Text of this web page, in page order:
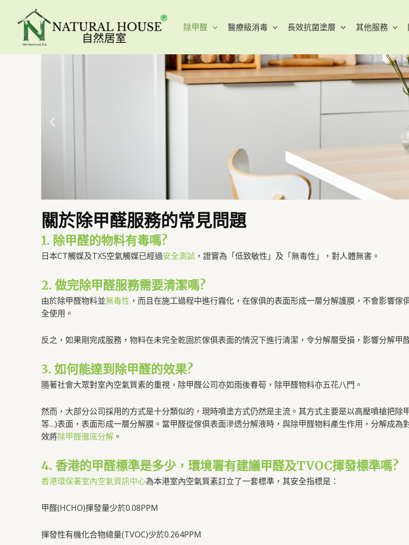
除甲醛 醫療級消毒 長效抗菌塗層 其他服務
關於除甲醛服務的常見問題
1. 除甲醛的物料有毒嗎?
日本CT觸媒及TX5空氣觸媒已經過安全測試 ，證實為「低致敏性」及「無毒性」，對人體無害。
​2. 做完除甲醛服務需要清潔嗎?
由於除甲醛物料並無毒性 ，而且在施工過程中進行霧化，在傢俱的表面形成一層分解護膜，不會影響
全使用。
反之，如果剛完成服務，物料在未完全乾固於傢俱表面的情況下進行清潔，令分解層受損，影響分解甲
​3. 如何能達到除甲醛的效果?
隨著社會大眾對室內空氣質素的重視，除甲醛公司亦如雨後春筍，除甲醛物料亦五花八門。
然而，大部分公司採用的方式是十分類似的，現時噴塗方式仍然是主流。其方式主要是以高壓噴槍把
等…)表面，表面形成一層分解膜。當甲醛從傢俱表面滲透分解液時，與除甲醛物料產生作用，分解成
效將除甲醛徹底分解 。
​4. 香港的甲醛標準是多少，環境署有建議甲醛及TVOC揮發標準嗎?
香港環保署室內空氣資訊中心為本港室內空氣質素訂立了一套標準，其安全指標是：
甲醛(HCHO)揮發量少於0.08PPM
揮發性有機化合物總量(TVOC)少於0.264PPM